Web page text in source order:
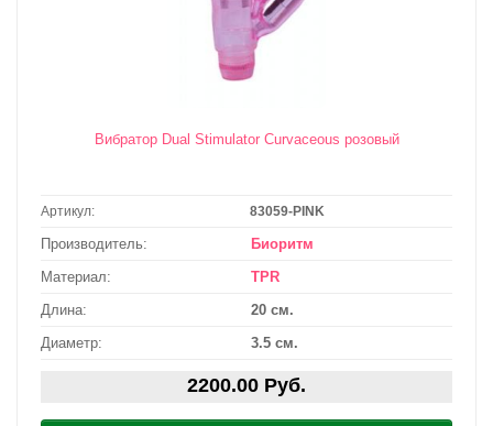
Вибратор Dual Stimulator Curvaceous розовый
Артикул: 83059-PINK
Производитель:
Биоритм
Материал:
TPR
Длина:
20 см.
Диаметр:
3.5 см.
2200.00 Руб.